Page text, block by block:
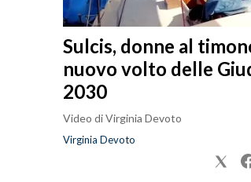
Sulcis, donne al
nuovo volto delle
2030
Video di Virginia Devoto
Virginia Devoto